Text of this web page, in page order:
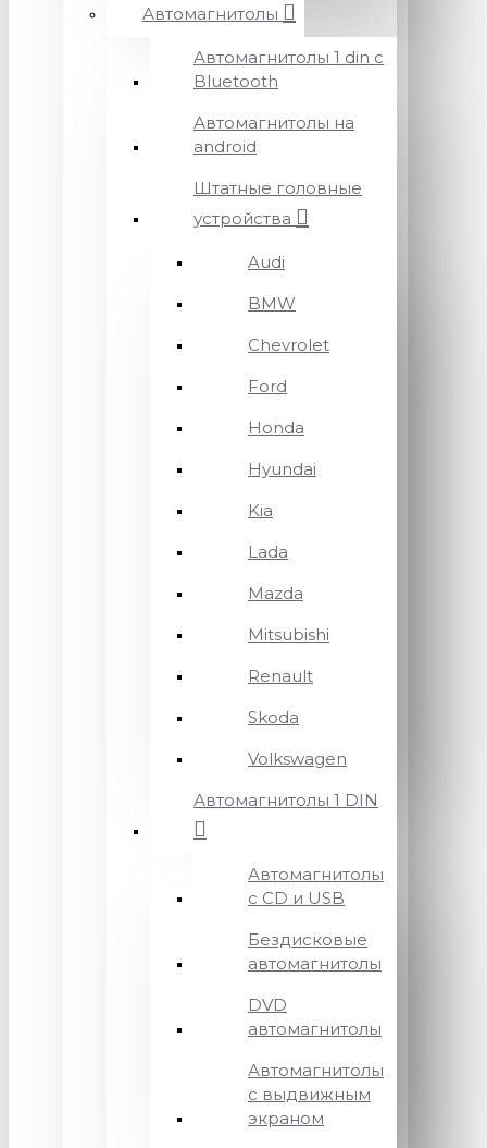
Автомагнитолы
Автомагнитолы 1 din с
Bluetooth
Автомагнитолы на
android
Штатные головные
устройства
Audi
BMW
Chevrolet
Ford
Honda
Hyundai
Kia
Lada
Mazda
Mitsubishi
Renault
Skoda
Volkswagen
Автомагнитолы 1 DIN
Автомагнитолы
с CD и USB
Бездисковые
автомагнитолы
DVD
автомагнитолы
Автомагнитолы
с выдвижным
экраном